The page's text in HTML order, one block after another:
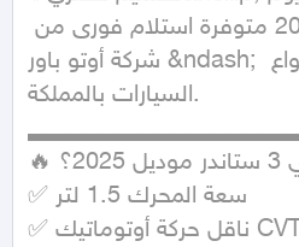
شركة أوتو باور &ndash; الموزع المعتمد لجميع أنواع
السيارات بالمملكة.
🔥 لماذا ام جي 3 ستاندر موديل 2025؟
✅ سعة المحرك 1.5 لتر
✅ ناقل حركة أوتوماتيك CVT